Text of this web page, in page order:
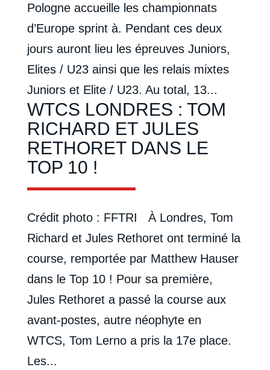
Pologne accueille les championnats
d’Europe sprint à. Pendant ces deux
jours auront lieu les épreuves Juniors,
Elites / U23 ainsi que les relais mixtes
Juniors et Elite / U23. Au total, 13...
WTCS LONDRES : TOM
RICHARD ET JULES
RETHORET DANS LE
TOP 10 !
Crédit photo : FFTRI À Londres, Tom
Richard et Jules Rethoret ont terminé la
course, remportée par Matthew Hauser
dans le Top 10 ! Pour sa première,
Jules Rethoret a passé la course aux
avant-postes, autre néophyte en
WTCS, Tom Lerno a pris la 17e place.
Les...